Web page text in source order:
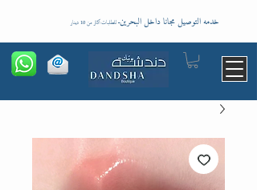
خدمه التوصيل مجانا داخل البحرين- للطلبات اكثر من 10 دينار